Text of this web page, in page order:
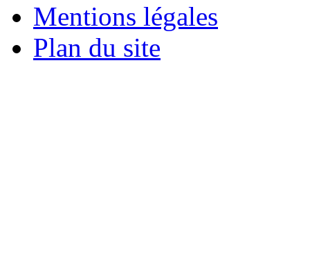
Mentions légales
Plan du site